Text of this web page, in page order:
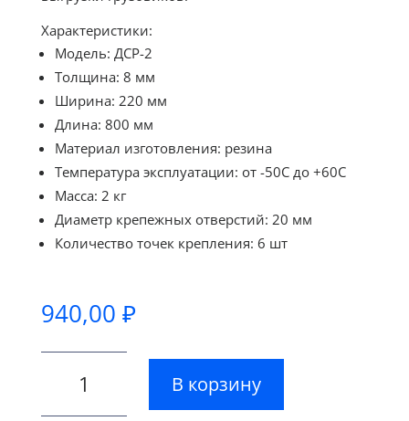
Характеристики:
Модель: ДСР-2
Толщина: 8 мм
Ширина: 220 мм
Длина: 800 мм
Материал изготовления: резина
Температура эксплуатации: от -50С до +60С
Масса: 2 кг
Диаметр крепежных отверстий: 20 мм
Количество точек крепления: 6 шт
940,00 ₽
товара
В корзину